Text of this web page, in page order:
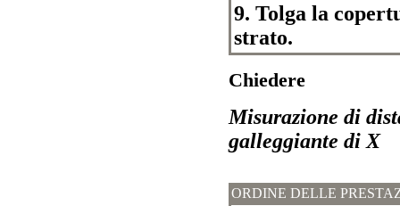
9. Tolga la
strato.
Chiedere
Misurazione di
galleggiante di X
ORDINE DELLE